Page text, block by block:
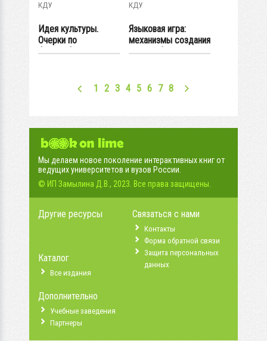
КДУ
Идея культуры.
Очерки по
философии культуры
КДУ
Языковая игра:
механизмы создания
и способы...
1 2 3 4 5 6 7 8
Мы делаем новое поколение интерактивных книг от
ведущих университетов и вузов России.
© ИП Замылина Д.В., 2023. Все права защищены.
Другие ресурсы
Каталог
Все издания
Дополнительно
Учебные заведения
Партнеры
Связаться с нами
Контакты
Форма обратной связи
Защита персональных
данных